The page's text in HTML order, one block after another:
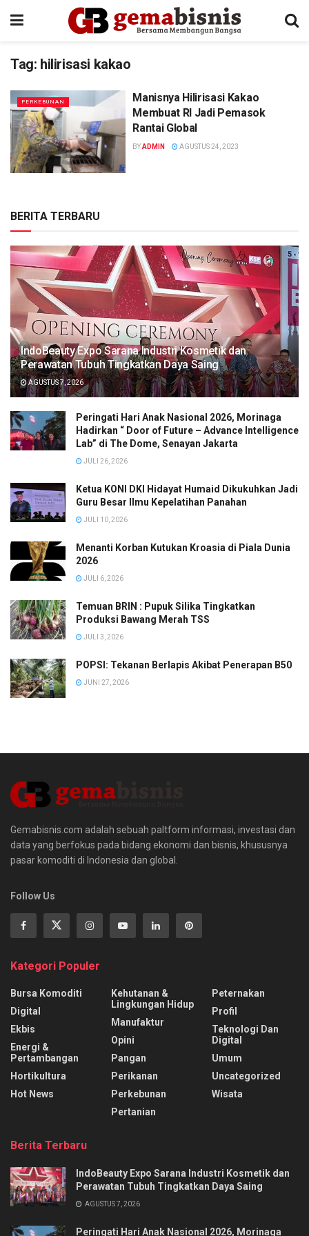
Tag: hilirisasi kakao
PERKEBUNAN
Manisnya Hilirisasi Kakao
Membuat RI Jadi Pemasok
Rantai Global
BYADMIN AGUSTUS 24, 2023
BERITA TERBARU
IndoBeauty Expo Sarana Industri Kosmetik dan
Perawatan Tubuh Tingkatkan Daya Saing
AGUSTUS 7, 2026
Peringati Hari Anak Nasional 2026, Morinaga
Hadirkan “ Door of Future – Advance Intelligence
Lab” di The Dome, Senayan Jakarta
JULI 26, 2026
Ketua KONI DKI Hidayat Humaid Dikukuhkan Jadi
Guru Besar Ilmu Kepelatihan Panahan
JULI 10, 2026
Menanti Korban Kutukan Kroasia di Piala Dunia
2026
JULI 6, 2026
Temuan BRIN : Pupuk Silika Tingkatkan
Produksi Bawang Merah TSS
JULI 3, 2026
POPSI: Tekanan Berlapis Akibat Penerapan B50
JUNI 27, 2026
Gemabisnis.com adalah sebuah paltform informasi, investasi dan
data yang berfokus pada bidang ekonomi dan bisnis, khususnya
pasar komoditi di Indonesia dan global.
Follow Us
Kategori Populer
Bursa Komoditi
Digital
Ekbis
Energi &
Pertambangan
Hortikultura
Hot News
Kehutanan &
Lingkungan Hidup
Manufaktur
Opini
Pangan
Perikanan
Perkebunan
Pertanian
Peternakan
Profil
Teknologi Dan
Digital
Umum
Uncategorized
Wisata
Berita Terbaru
IndoBeauty Expo Sarana Industri Kosmetik dan
Perawatan Tubuh Tingkatkan Daya Saing
AGUSTUS 7, 2026
Peringati Hari Anak Nasional 2026, Morinaga